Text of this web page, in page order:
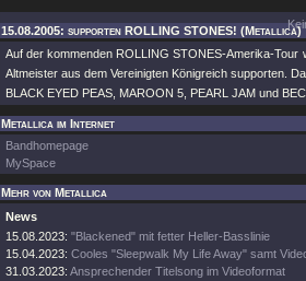
15.08.2005: supporten ROLLING STONES! (Metallica)
Auf der kommenden ROLLING STONES-Amerika-Tour
Altmeister aus dem Vereinigten Königreich supporten.
BLACK EYED PEAS, MAROON 5, PEARL JAM und
Metallica im Internet
Bandhomepage
MySpace
Mehr von Metallica
News
15.08.2023: "Blackened" mit fetter Heller-Basslinie
15.04.2023: Cooles "Sleepwalk My Life Away" samt
31.03.2023: Ansprechender Titelsong im Videoformat